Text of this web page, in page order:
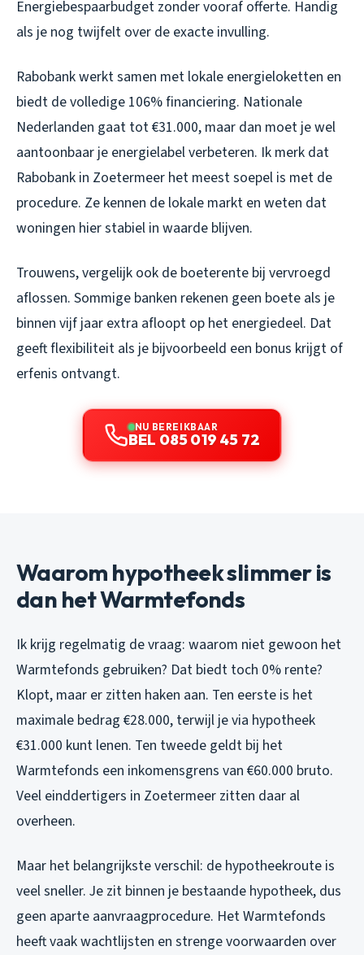
Energiebespaarbudget zonder vooraf offerte. Handig
als je nog twijfelt over de exacte invulling.
Rabobank werkt samen met lokale energieloketten en
biedt de volledige 106% financiering. Nationale
Nederlanden gaat tot €31.000, maar dan moet je wel
aantoonbaar je energielabel verbeteren. Ik merk dat
Rabobank in Zoetermeer het meest soepel is met de
procedure. Ze kennen de lokale markt en weten dat
woningen hier stabiel in waarde blijven.
Trouwens, vergelijk ook de boeterente bij vervroegd
aflossen. Sommige banken rekenen geen boete als je
binnen vijf jaar extra afloopt op het energiedeel. Dat
geeft flexibiliteit als je bijvoorbeeld een bonus krijgt of
erfenis ontvangt.
NU BEREIKBAAR
BEL 085 019 45 72
Waarom hypotheek slimmer is
dan het Warmtefonds
Ik krijg regelmatig de vraag: waarom niet gewoon het
Warmtefonds gebruiken? Dat biedt toch 0% rente?
Klopt, maar er zitten haken aan. Ten eerste is het
maximale bedrag €28.000, terwijl je via hypotheek
€31.000 kunt lenen. Ten tweede geldt bij het
Warmtefonds een inkomensgrens van €60.000 bruto.
Veel einddertigers in Zoetermeer zitten daar al
overheen.
Maar het belangrijkste verschil: de hypotheekroute is
veel sneller. Je zit binnen je bestaande hypotheek, dus
geen aparte aanvraagprocedure. Het Warmtefonds
heeft vaak wachtlijsten en strenge voorwaarden over